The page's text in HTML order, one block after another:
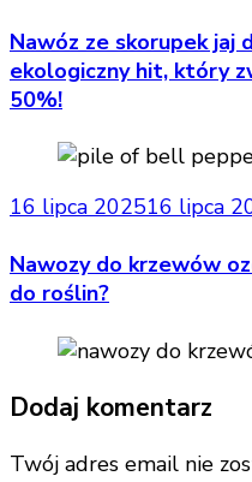
Nawóz ze skorupek jaj
ekologiczny hit, który
50%!
16 lipca 202516 lipca
Nawozy do krzewów
do roślin?
Dodaj komentarz
Twój adres email nie